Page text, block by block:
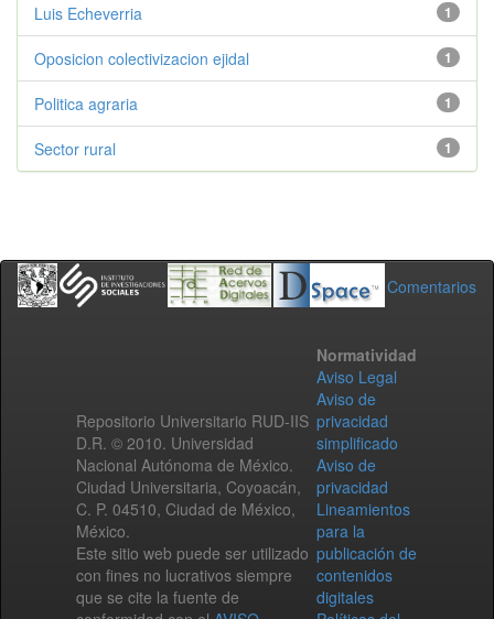
1
Luis Echeverria
1
Oposicion colectivizacion ejidal
1
Politica agraria
1
Sector rural
Comentarios
Repositorio Universitario RUD-IIS
D.R. © 2010. Universidad
Nacional Autónoma de México.
Ciudad Universitaria, Coyoacán,
C. P. 04510, Ciudad de México,
México.
Este sitio web puede ser utilizado
con fines no lucrativos siempre
que se cite la fuente de
Normatividad
Aviso Legal
Aviso de
privacidad
simplificado
Aviso de
privacidad
Lineamientos
para la
publicación de
contenidos
digitales